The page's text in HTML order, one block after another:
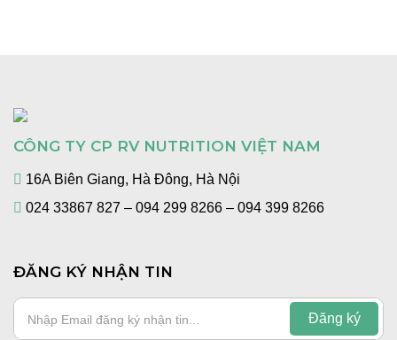
CÔNG TY CP RV NUTRITION VIỆT NAM
16A Biên Giang, Hà Đông, Hà Nội
024 33867 827 – 094 299 8266 – 094 399 8266
ĐĂNG KÝ NHẬN TIN